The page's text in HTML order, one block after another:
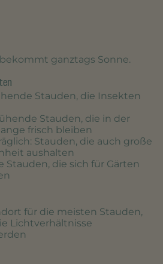
ganztags Sonne.
Stauden, die Insekten
Stauden, die in der
frisch bleiben
: Stauden, die auch große
aushalten
Stauden, die sich für Gärten
für die meisten Stauden,
Lichtverhältnisse